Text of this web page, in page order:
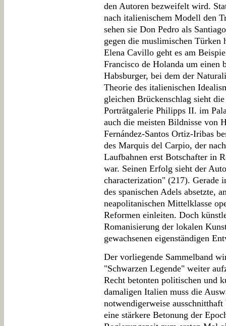
den Autoren bezweifelt wird.
nach italienischem Modell den
sehen sie Don Pedro als
gegen die muslimischen Türken
Elena Cavillo geht es am
Francisco de Holanda um einen
Habsburger, bei dem der
Theorie des italienischen
gleichen Brückenschlag sieht
Porträtgalerie Philipps II. im
auch die meisten Bildnisse von
Fernández-Santos Ortiz-Iribas
des Marquis del Carpio, der
Laufbahnen erst Botschafter in
war. Seinen Erfolg sieht der
characterization" (217). Gerade
des spanischen Adels absetzte,
neapolitanischen Mittelklasse
Reformen einleiten. Doch
Romanisierung der lokalen
gewachsenen eigenständigen
Der vorliegende Sammelband
"Schwarzen Legende" weiter
Recht betonten politischen und
damaligen Italien muss die
notwendigerweise
eine stärkere Betonung der